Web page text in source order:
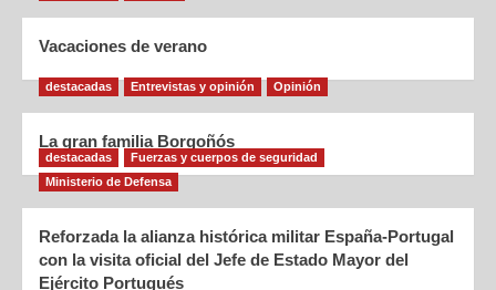
Vacaciones de verano
destacadas Entrevistas y opinión Opinión
La gran familia Borgoñós
destacadas
Fuerzas y cuerpos de seguridad
Ministerio de Defensa
Reforzada la alianza histórica militar España-Portugal
con la visita oficial del Jefe de Estado Mayor del
Ejército Portugués